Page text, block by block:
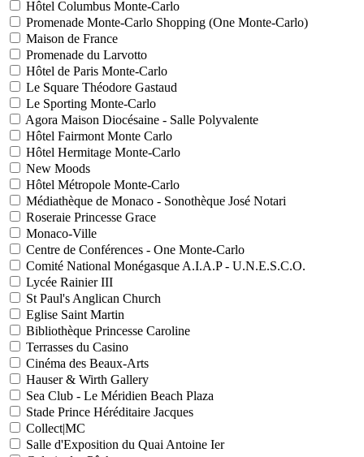
Hôtel Columbus Monte-Carlo
Promenade Monte-Carlo Shopping (One Monte-Carlo)
Maison de France
Promenade du Larvotto
Hôtel de Paris Monte-Carlo
Le Square Théodore Gastaud
Le Sporting Monte-Carlo
Agora Maison Diocésaine - Salle Polyvalente
Hôtel Fairmont Monte Carlo
Hôtel Hermitage Monte-Carlo
New Moods
Hôtel Métropole Monte-Carlo
Médiathèque de Monaco - Sonothèque José Notari
Roseraie Princesse Grace
Monaco-Ville
Centre de Conférences - One Monte-Carlo
Comité National Monégasque A.I.A.P - U.N.E.S.C.O.
Lycée Rainier III
St Paul's Anglican Church
Eglise Saint Martin
Bibliothèque Princesse Caroline
Terrasses du Casino
Cinéma des Beaux-Arts
Hauser & Wirth Gallery
Sea Club - Le Méridien Beach Plaza
Stade Prince Héréditaire Jacques
Collect|MC
Salle d'Exposition du Quai Antoine Ier